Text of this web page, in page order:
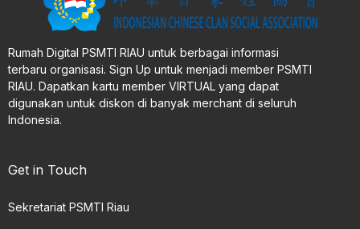
Rumah Digital PSMTI RIAU untuk berbagai informasi
terbaru organisasi. Sign Up untuk menjadi member PSMTI
RIAU. Dapatkan kartu member VIRTUAL yang dapat
digunakan untuk diskon di banyak merchant di seluruh
Indonesia.
Get in Touch
Sekretariat PSMTI Riau